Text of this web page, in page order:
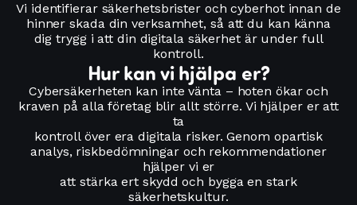
Vi identifierar säkerhetsbrister och cyberhot innan de
hinner skada din verksamhet, så att du kan känna
dig trygg i att din digitala säkerhet är under full
kontroll.
Hur kan vi hjälpa er?
Cybersäkerheten kan inte vänta – hoten ökar och
kraven på alla företag blir allt större. Vi hjälper er att
ta
kontroll över era digitala risker. Genom opartisk
analys, riskbedömningar och rekommendationer
hjälper vi er
att stärka ert skydd och bygga en stark
säkerhetskultur.